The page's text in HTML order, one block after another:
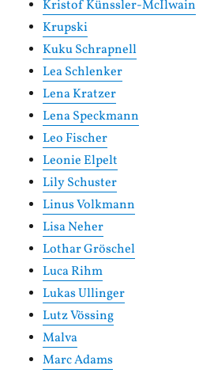
Kristof Künssler-McIlwain
Krupski
Kuku Schrapnell
Lea Schlenker
Lena Kratzer
Lena Speckmann
Leo Fischer
Leonie Elpelt
Lily Schuster
Linus Volkmann
Lisa Neher
Lothar Gröschel
Luca Rihm
Lukas Ullinger
Lutz Vössing
Malva
Marc Adams